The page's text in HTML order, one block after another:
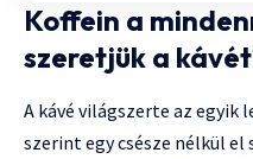
Koffein a
szeretjük a
A kávé világszerte az egyik
szerint egy csésze nélkül el